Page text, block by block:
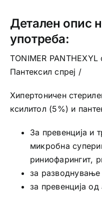
нос
количина
Детален опис
употреба:
TONIMER
Пантексил спреј /
Хипертоничен
ксилитол (5%) и
За превенција и
микробна
риниофарингит,
за
за превенција